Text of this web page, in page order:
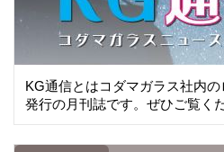
KG通信とはコダマガラス社内
発行の月刊誌です。ぜひご覧く